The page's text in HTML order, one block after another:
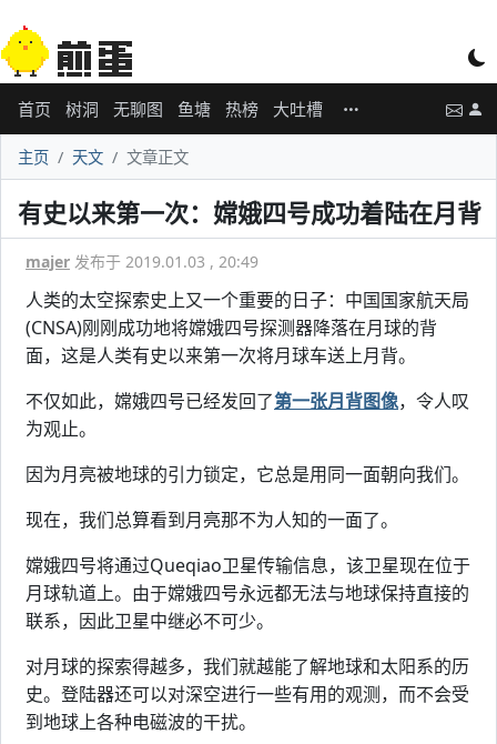
首页 树洞 无聊图 鱼塘 热榜 大吐槽
主页 天文 文章正文
有史以来第一次：嫦娥四号成功着陆在月背
majer 发布于 2019.01.03 , 20:49
人类的太空探索史上又一个重要的日子：中国国家航天局
(CNSA)刚刚成功地将嫦娥四号探测器降落在月球的背
面，这是人类有史以来第一次将月球车送上月背。
不仅如此，嫦娥四号已经发回了第一张月背图像，令人叹
为观止。
因为月亮被地球的引力锁定，它总是用同一面朝向我们。
现在，我们总算看到月亮那不为人知的一面了。
嫦娥四号将通过Queqiao卫星传输信息，该卫星现在位于
月球轨道上。由于嫦娥四号永远都无法与地球保持直接的
联系，因此卫星中继必不可少。
对月球的探索得越多，我们就越能了解地球和太阳系的历
史。登陆器还可以对深空进行一些有用的观测，而不会受
到地球上各种电磁波的干扰。